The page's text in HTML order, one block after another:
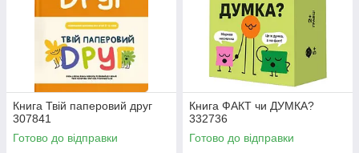
Книга Твій паперовий друг
307841
Готово до відправки
Книга ФАКТ чи ДУМКА?
332736
Готово до відправки